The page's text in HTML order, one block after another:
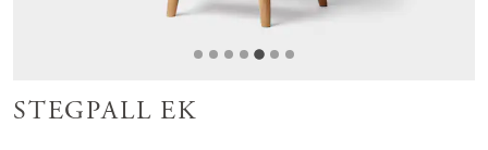
STEGPALL EK